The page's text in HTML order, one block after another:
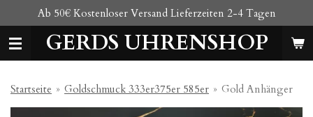
Hauptinhalt
springenGERDS UHRENSHOP
Ab 50€ Kostenloser Versand Lieferzeiten 2-4 Tagen
Startseite » Goldschmuck 333er375er 585er » Gold Anhänger